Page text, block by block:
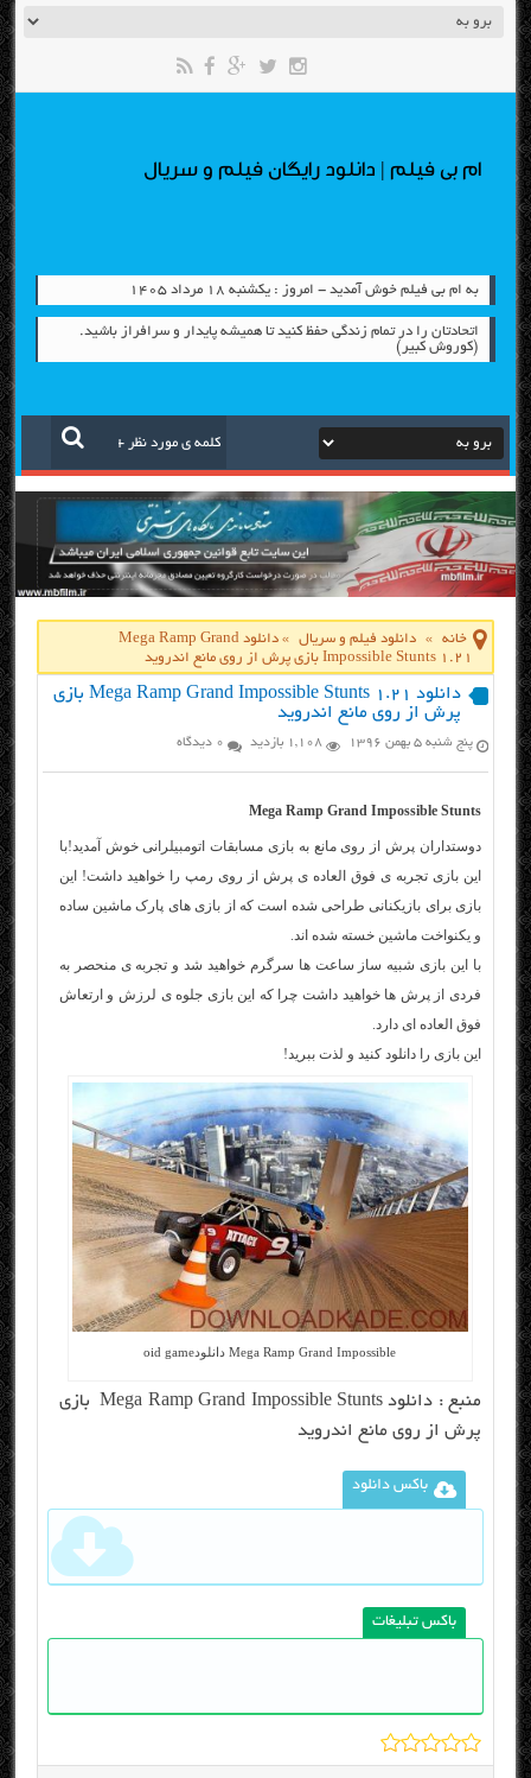
ام بی فیلم | دانلود رایگان فیلم و سریال
به ام بی فیلم خوش آمدید - امروز : یکشنبه ۱۸ مرداد ۱۴۰۵
اتحادتان را در تمام زندگی حفظ کنید تا همیشه پایدار و سرافراز باشید.
(کوروش کبیر)
خانه » دانلود فیلم و سریال »
دانلود Mega Ramp Grand
Impossible Stunts 1.21 بازی پرش از روی مانع اندروید
دانلود Mega Ramp Grand Impossible Stunts 1.21 بازی
پرش از روی مانع اندروید
پنج شنبه ۵ بهمن ۱۳۹۶ 1,108 بازدید 0 دیدگاه
Mega Ramp Grand Impossible Stunts
دوستداران پرش از روی مانع به بازی مسابقات اتومبیلرانی خوش آمدید!با
این بازی تجربه ی فوق العاده ی پرش از روی رمپ را خواهید داشت! این
بازی برای بازیکنانی طراحی شده است که از بازی های پارک ماشین ساده
و یکنواخت ماشین خسته شده اند.
با این بازی شبیه ساز ساعت ها سرگرم خواهید شد و تجربه ی منحصر به
فردی از پرش ها خواهید داشت چرا که این بازی جلوه ی لرزش و ارتعاش
فوق العاده ای دارد.
این بازی را دانلود کنید و لذت ببرید!
Mega Ramp Grand Impossible دانلودoid game
منبع :
دانلود Mega Ramp Grand Impossible Stunts بازی
پرش از روی مانع اندروید
باکس دانلود
باکس تبلیغات